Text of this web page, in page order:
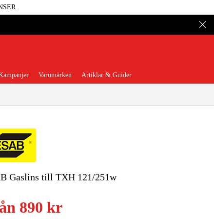
Varumärken Artiklar & Guider
Gaslins till TXH 121/251w
890 kr